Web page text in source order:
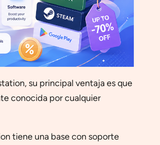
su principal ventaja es que
conocida por cualquier
tiene una base con soporte